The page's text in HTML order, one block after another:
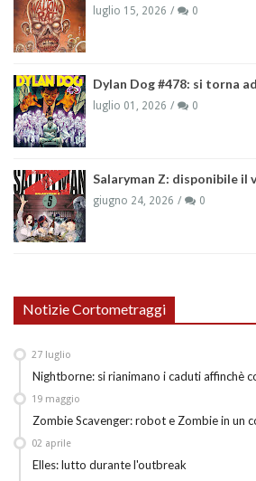
luglio 15, 2026 0
Dylan Dog #478: si torna
luglio 01, 2026 0
Salaryman Z: disponibile il
giugno 24, 2026 0
Notizie Cortometraggi
Nightborne: si rianimano i caduti affinchè
27 luglio
Zombie Scavenger: robot e Zombie in un
19 maggio
Elles: lutto durante l'outbreak
02 aprile